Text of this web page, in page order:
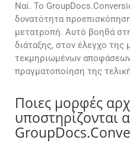
Ναί. Το
δυνατότητα
μετατροπή. Αυτό βοηθά
διάταξης, στον έλεγχο
τεκμηριωμένων
πραγματοποίηση της
Ποιες μορφές
υποστηρίζονται